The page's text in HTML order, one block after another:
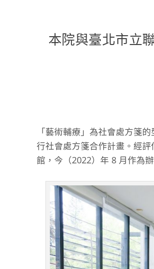
本院與臺北市立
「藝術輔療」為社會處方箋
行社會處方箋合作計畫。經
館，今（2022）年 8 月作為